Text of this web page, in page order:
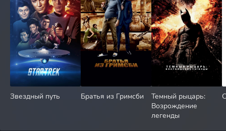
Звездный путь Братья из Гримсби
Темный рыцарь:
Возрождение
легенды